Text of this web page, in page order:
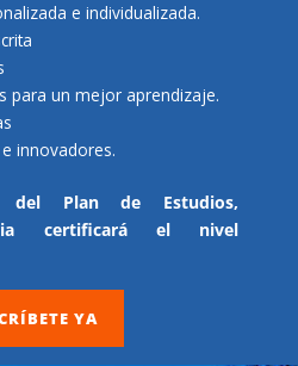
e individualizada.
para un mejor aprendizaje.
innovadores.
del Plan de Estudios,
certificará el nivel
YA